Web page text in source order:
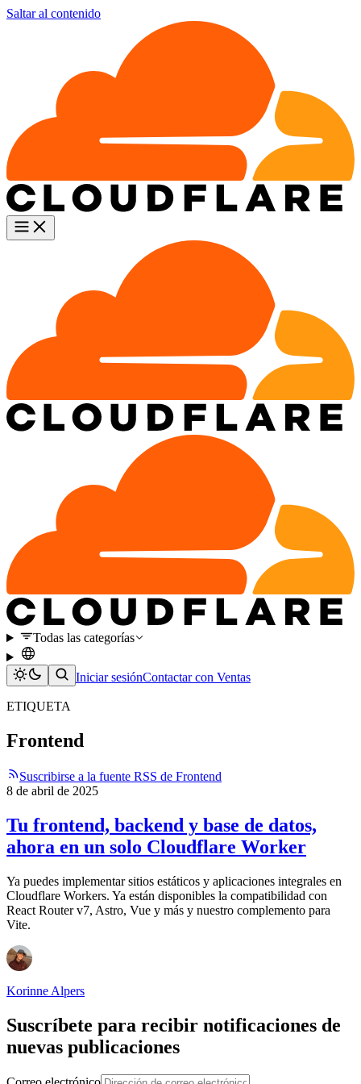
Saltar al contenido
Todas las categorías
Iniciar sesiónContactar con Ventas
ETIQUETA
Frontend
Suscribirse a la fuente RSS de Frontend
8 de abril de 2025
Tu frontend, backend y base de datos,
ahora en un solo Cloudflare Worker
Ya puedes implementar sitios estáticos y aplicaciones integrales en
Cloudflare Workers. Ya están disponibles la compatibilidad con
React Router v7, Astro, Vue y más y nuestro complemento para
Vite.
Korinne Alpers
Suscríbete para recibir notificaciones de
nuevas publicaciones